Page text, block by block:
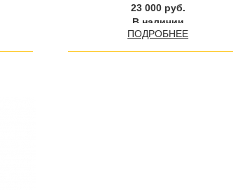
23 000 руб.
В наличии
ПОДРОБНЕЕ